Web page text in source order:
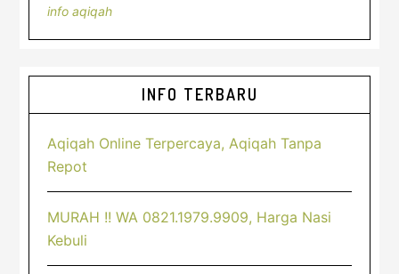
info aqiqah
Sidebar
Utama
INFO TERBARU
Aqiqah Online Terpercaya, Aqiqah Tanpa
Repot
MURAH !! WA 0821.1979.9909, Harga Nasi
Kebuli